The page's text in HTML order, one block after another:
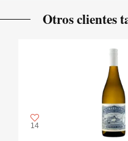
Otros clientes
14